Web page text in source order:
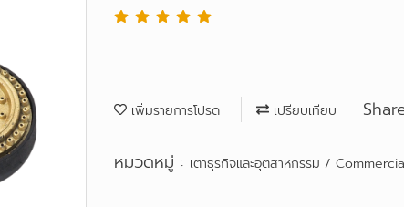
เพิ่มรายการโปรด เปรียบเทียบ
หมวดหมู่ : เตาธุรกิจและอุตสาหกรรม /